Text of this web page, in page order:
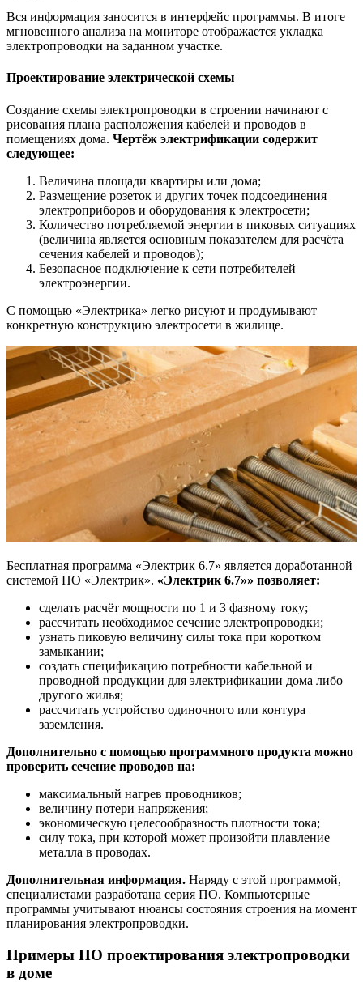
Вся информация заносится в интерфейс программы. В итоге
мгновенного анализа на мониторе отображается укладка
электропроводки на заданном участке.
Проектирование электрической схемы
Создание схемы электропроводки в строении начинают с
рисования плана расположения кабелей и проводов в
помещениях дома. Чертёж электрификации содержит
следующее:
Величина площади квартиры или дома;
Размещение розеток и других точек подсоединения
электроприборов и оборудования к электросети;
Количество потребляемой энергии в пиковых ситуациях
(величина является основным показателем для расчёта
сечения кабелей и проводов);
Безопасное подключение к сети потребителей
электроэнергии.
С помощью «Электрика» легко рисуют и продумывают
конкретную конструкцию электросети в жилище.
Бесплатная программа «Электрик 6.7» является доработанной
системой ПО «Электрик». «Электрик 6.7»» позволяет:
сделать расчёт мощности по 1 и 3 фазному току;
рассчитать необходимое сечение электропроводки;
узнать пиковую величину силы тока при коротком
замыкании;
создать спецификацию потребности кабельной и
проводной продукции для электрификации дома либо
другого жилья;
рассчитать устройство одиночного или контура
заземления.
Дополнительно с помощью программного продукта можно
проверить сечение проводов на:
максимальный нагрев проводников;
величину потери напряжения;
экономическую целесообразность плотности тока;
силу тока, при которой может произойти плавление
металла в проводах.
Дополнительная информация. Наряду с этой программой,
специалистами разработана серия ПО. Компьютерные
программы учитывают нюансы состояния строения на момент
планирования электропроводки.
Примеры ПО проектирования электропроводки
в доме